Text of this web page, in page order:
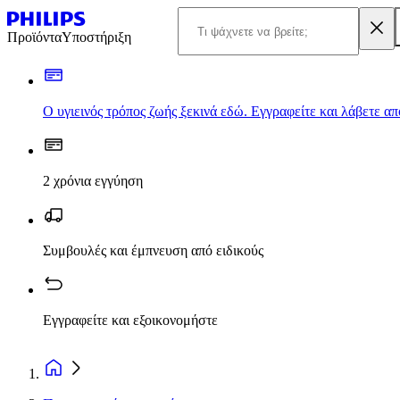
ΠροϊόνταΥποστήριξη
Ο υγιεινός τρόπος ζωής ξεκινά εδώ. Εγγραφείτε και λάβετε
2 χρόνια εγγύηση
Συμβουλές και έμπνευση από ειδικούς
Εγγραφείτε και εξοικονομήστε